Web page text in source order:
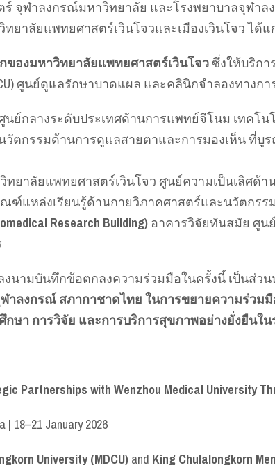
ฬาลงกรณ์มหาวิทยาลัย และโรงพยาบาลจุฬา
าลัยแพทยศาสตร์เวินโจวและเมืองเวินโจว ได้แ
ของมหาวิทยาลัยแพทยศาสตร์เวินโจวซึ่งให้บริกา
ศูนย์ดูแลรักษาบาดแผล และคลินิกจำลองทางก
ย์กลางระดับประเทศด้านการแพทย์จีโนม เทคโ
วัตกรรมด้านการดูแลสายตาและการมองเห็น ที่
ทยาลัยแพทยศาสตร์เวินโจว ศูนย์ความเป็นเลิศด้
ฑ์แหล่งเรียนรู้ด้านกายวิภาคศาสตร์และนวัตกรร
Research Building) อาคารวิจัยทันสมัย ศูน
งนามบันทึกข้อตกลงความร่วมมือในครั้งนี้ เป็นส่ว
าลงกรณ์ สภากาชาดไทย ในการขยายความร่ว
ษา การวิจัย และการบริการสุขภาพอย่างยั่งยืนใ
Partnerships with Wenzhou Medical University
| 18–21 January 2026
University (MDCU)and King Chulalongkorn